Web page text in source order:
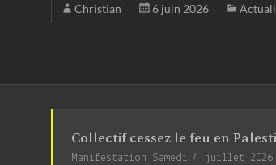
Christian 6 juin 2026
Collectif cessez le feu en
Manifestation Samedi 4 juillet 2026